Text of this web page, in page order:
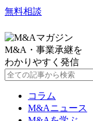
無料相談
M&A・事業承継を
わかりやすく発信
コラム
M&Aニュース